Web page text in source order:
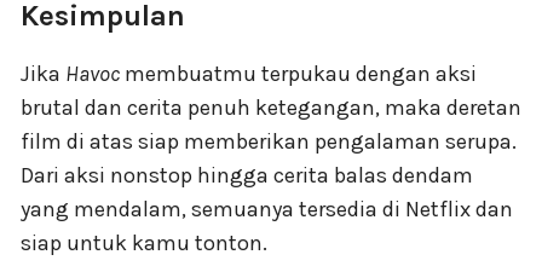
Kesimpulan
Jika Havoc membuatmu terpukau dengan aksi
brutal dan cerita penuh ketegangan, maka deretan
film di atas siap memberikan pengalaman serupa.
Dari aksi nonstop hingga cerita balas dendam
yang mendalam, semuanya tersedia di Netflix dan
siap untuk kamu tonton.